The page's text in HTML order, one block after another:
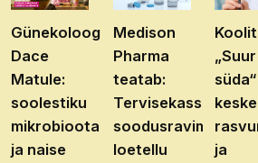
Günekoloog
Dace
Matule:
soolestiku
mikrobioota
ja naise
Medison
Pharma
teatab:
Tervisekassa
soodusravimite
loetellu
„Suur
süda“
ja